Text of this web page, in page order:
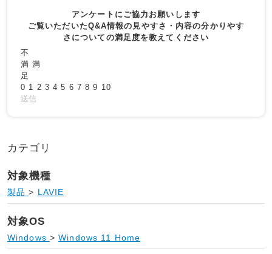
アンケートにご協力お願いします
ご覧いただいたQ&A情報の見やすさ・内容の分かりやす
さについての満足度を教えてください
不
満 満
足
0 1 2 3 4 5 6 7 8 9 10
送信
カテゴリ
対象機種
製品 > LAVIE
対象OS
Windows > Windows 11 Home